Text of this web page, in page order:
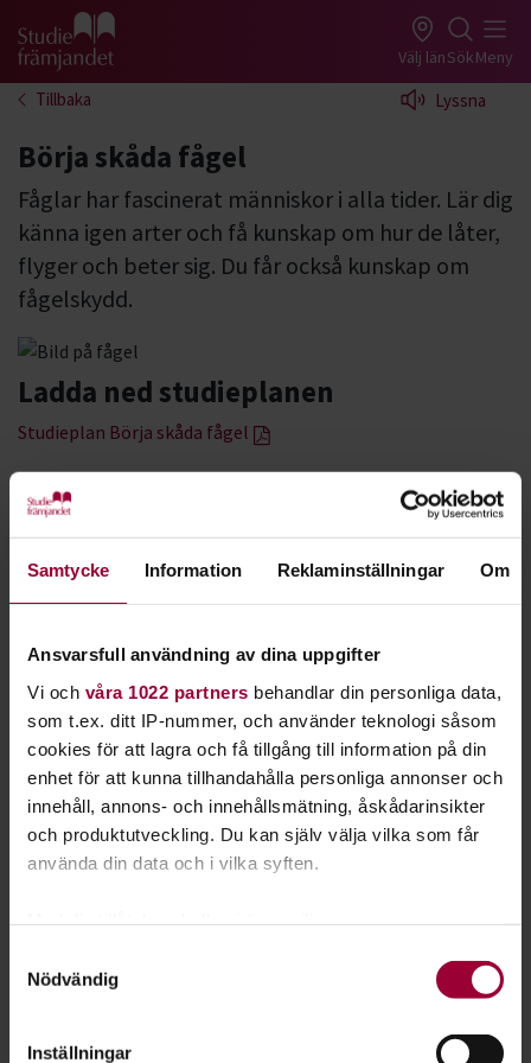
Samtycke Information Reklaminställningar Om
Ansvarsfull användning av dina uppgifter
Vi och våra 1022 partners behandlar din personliga data,
som t.ex. ditt IP-nummer, och använder teknologi såsom
cookies för att lagra och få tillgång till information på din
enhet för att kunna tillhandahålla personliga annonser och
innehåll, annons- och innehållsmätning, åskådarinsikter
och produktutveckling. Du kan själv välja vilka som får
använda din data och i vilka syften.
som kan ha en noggrannhet på upp till flera meter
Nödvändig
Inställningar
Gå till studiefrämjandets startsida Välj länSökMeny
Tillbaka Lyssna
Börja skåda fågel
Fåglar har fascinerat människor i alla tider. Lär dig
känna igen arter och få kunskap om hur de låter,
flyger och beter sig. Du får också kunskap om
fågelskydd.
Ladda ned studieplanen
Studieplan Börja skåda fågel
Fåglar väcker känslor och tankar! Var vi än rör oss finns det
fåglar att förundras och fascineras av.
Vem blir inte berörd av att uppleva vårens första sånglärka
orrarnas uråldriga bubblande parningsspel på en dimhöljd
Fåglar finns överallt och man kan få härliga upplevelser utan
att behöva anstränga sig. Fågelskådning behöver inte vara
exklusivt!
Fågelåret i Sverige bjuder hela tiden på upplevelser och allt
fler människor har upptäckt tjusningen med att lära sig mer
snabbast växande intressena i Sverige och runtomkring i
Eva Stenvång Lindqvist, ges en fantastisk introduktion till